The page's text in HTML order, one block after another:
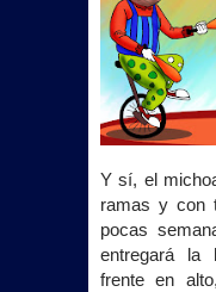
Y sí, el
ramas y con
pocas
entregará la
frente en